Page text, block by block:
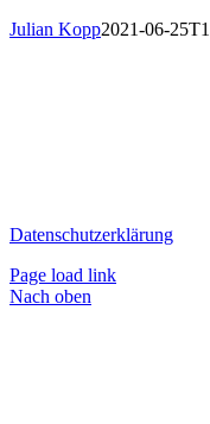
Julian Kopp2021-06-
Datenschutzerklärung
Page load link
Nach oben